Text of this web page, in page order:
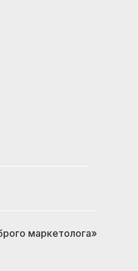
маркетолога»